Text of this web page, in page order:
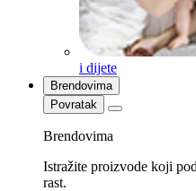
i dijete
Brendovima
Povratak
Brendovima
Istražite proizvode koji
rast.